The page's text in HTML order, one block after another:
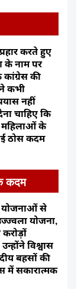
करते हुए
के नाम पर
कांग्रेस की
कभी
नहीं
चाहिए कि
महिलाओं के
ठोस कदम
कदम
योजनाओं से
योजना,
विश्वास
बहसों की
में सकारात्मक